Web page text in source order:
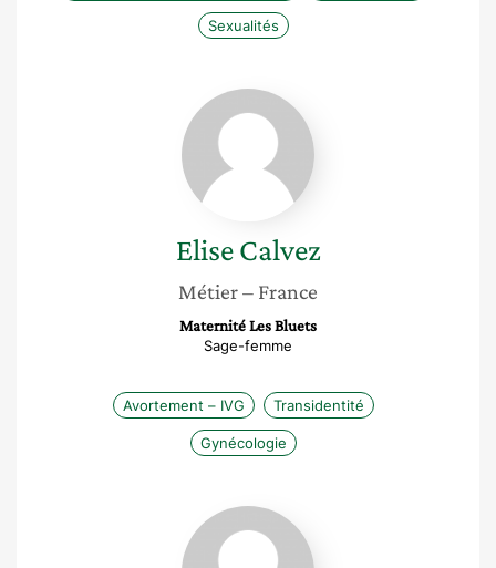
Sexualités
Elise
Calvez
Elise Calvez
Métier– France
Maternité Les Bluets
Sage-femme
Avortement – IVG Transidentité
Gynécologie
Laurie
Friant